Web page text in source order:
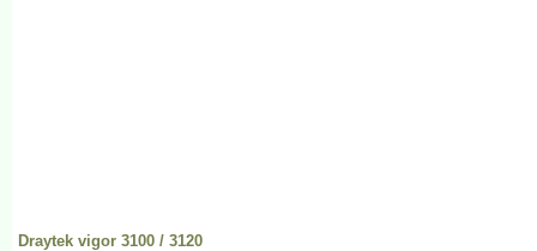
Draytek vigor 3100 / 3120